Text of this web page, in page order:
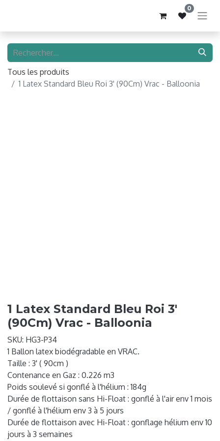
0
Tous les produits
1 Latex Standard Bleu Roi 3' (90Cm) Vrac - Balloonia
1 Latex Standard Bleu Roi 3'
(90Cm) Vrac - Balloonia
SKU: HG3-P34
1 Ballon latex biodégradable en VRAC.
Taille : 3' ( 90cm )
Contenance en Gaz : 0.226 m3
Poids soulevé si gonflé à l'hélium : 184g
Durée de flottaison sans Hi-Float : gonflé à l'air env 1 mois
/ gonflé à l'hélium env 3 à 5 jours
Durée de flottaison avec Hi-Float : gonflage hélium env 10
jours à 3 semaines